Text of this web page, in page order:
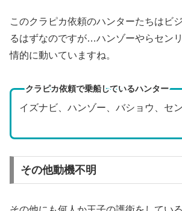
このクラピカ依頼のハンターたちはビ
るはずなのですが…ハンゾーやらセン
情的に動いていますね。
クラピカ依頼で乗船しているハンター
イズナビ、ハンゾー、バショウ、セ
その他動機不明